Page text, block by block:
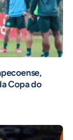
Copa do